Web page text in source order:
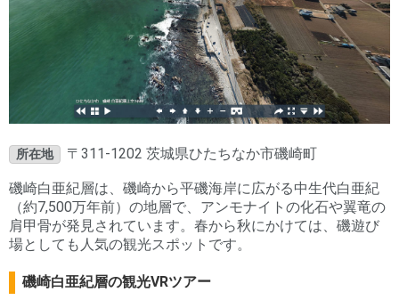
所在地 〒311-1202 茨城県ひたちなか市磯崎町
磯崎白亜紀層は、磯崎から平磯海岸に広がる中生代白亜紀
（約7,500万年前）の地層で、アンモナイトの化石や翼竜の
肩甲骨が発見されています。春から秋にかけては、磯遊び
場としても人気の観光スポットです。
磯崎白亜紀層の観光VRツアー